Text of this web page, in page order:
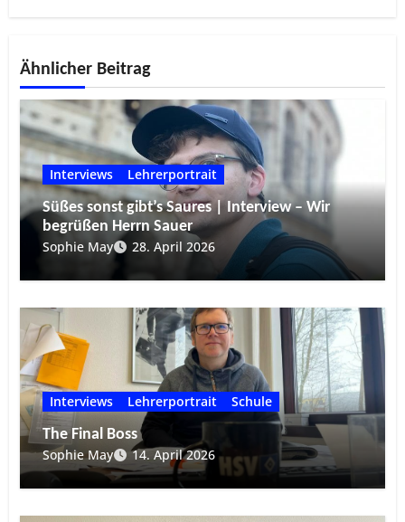
Ähnlicher Beitrag
Interviews
Lehrerportrait
Süßes sonst gibt’s Saures | Interview – Wir
begrüßen Herrn Sauer
Sophie May
28. April 2026
Interviews Lehrerportrait
Schule
The Final Boss
Sophie May
14. April 2026